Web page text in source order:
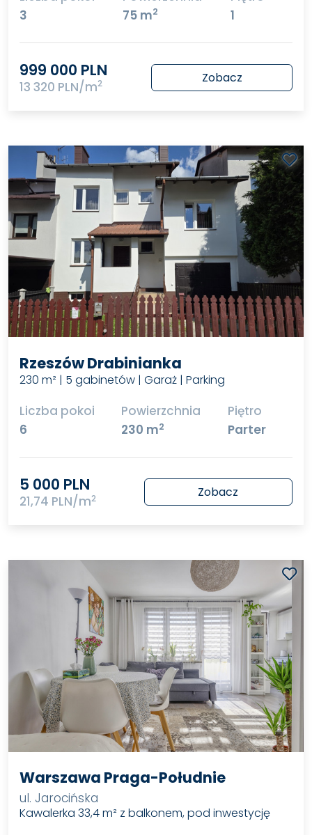
3
75 m2
1
999 000 PLN
13 320 PLN/m2 Zobacz
Rzeszów Drabinianka
230 m² | 5 gabinetów | Garaż | Parking
Liczba pokoi
6
Powierzchnia
230 m2
Piętro
Parter
5 000 PLN
21,74 PLN/m2 Zobacz
Warszawa Praga-Południe
ul. Jarocińska
Kawalerka 33,4 m² z balkonem, pod inwestycję